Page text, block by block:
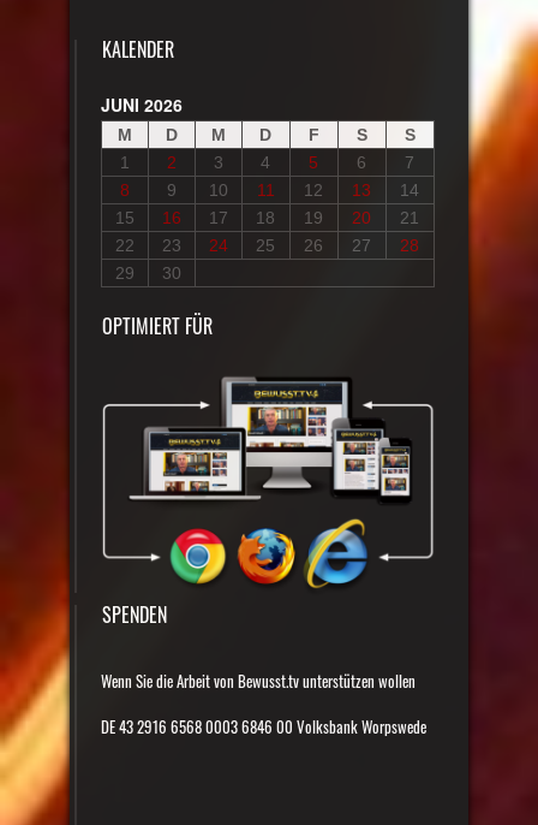
KALENDER
JUNI 2026
M D M D F S
S
1
2 3 4 5 6
7
8
9 10 11 12 13
14
15
16 17 18 19 20
21
22
23 24 25 26 27
28
29
30
OPTIMIERT FÜR
SPENDEN
Wenn Sie die Arbeit von Bewusst.tv unterstützen wollen
DE 43 2916 6568 0003 6846 00 Volksbank Worpswede